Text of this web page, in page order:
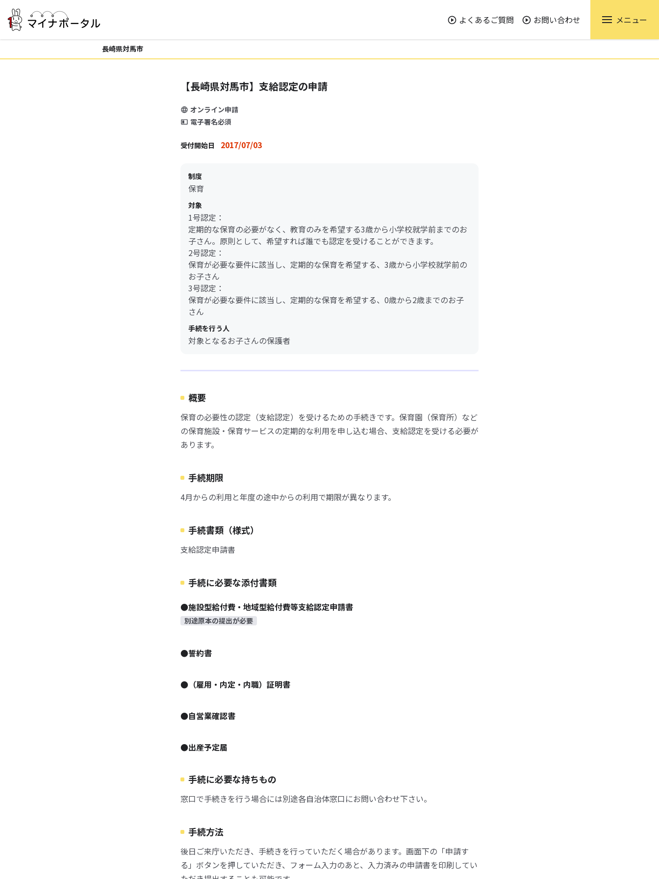
よくあるご質問 お問い合わせ メニュー
長崎県対馬市
【長崎県対馬市】支給認定の申請
オンライン申請
電子署名必須
受付開始日 2017/07/03
制度
保育
対象
1号認定：
定期的な保育の必要がなく、教育のみを希望する3歳から小学校就学前までのお
子さん。原則として、希望すれば誰でも認定を受けることができます。
2号認定：
保育が必要な要件に該当し、定期的な保育を希望する、3歳から小学校就学前の
お子さん
3号認定：
保育が必要な要件に該当し、定期的な保育を希望する、0歳から2歳までのお子
さん
手続を行う人
対象となるお子さんの保護者
概要
保育の必要性の認定（支給認定）を受けるための手続きです。保育園（保育所）など
の保育施設・保育サービスの定期的な利用を申し込む場合、支給認定を受ける必要が
あります。
手続期限
4月からの利用と年度の途中からの利用で期限が異なります。
手続書類（様式）
支給認定申請書
手続に必要な添付書類
●施設型給付費・地域型給付費等支給認定申請書
別途原本の提出が必要
●誓約書
●（雇用・内定・内職）証明書
●自営業確認書
●出産予定届
手続に必要な持ちもの
窓口で手続きを行う場合には別途各自治体窓口にお問い合わせ下さい。
手続方法
後日ご来庁いただき、手続きを行っていただく場合があります。画面下の「申請す
る」ボタンを押していただき、フォーム入力のあと、入力済みの申請書を印刷してい